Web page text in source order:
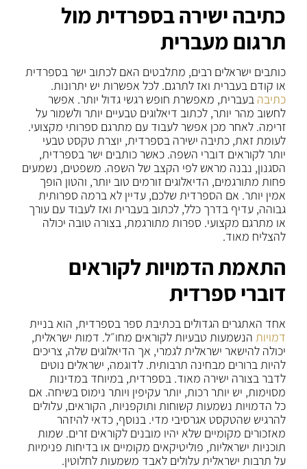
כתיבה ישירה בספרדית מול
תרגום מעברית
כותבים ישראלים רבים, מתלבטים האם לכתוב ישר בספרדית
או קודם בעברית ואז לתרגם. לכל אפשרות יש יתרונות.
כתיבה בעברית, מאפשרת חופש רגשי גדול יותר. אפשר
לחשוב מהר יותר, לכתוב דיאלוגים טבעיים יותר ולשמור על
זרימה. לאחר מכן אפשר לעבוד עם מתרגם ספרותי מקצועי.
לעומת זאת, כתיבה ישירה בספרדית, יוצרת טקסט טבעי
יותר לקוראים דוברי השפה. כאשר כותבים ישר בספרדית,
הסגנון, נבנה מראש לפי הקצב של השפה. משפטים, נשמעים
פחות מתורגמים, הדיאלוגים זורמים טוב יותר, והטון הופך
אמין יותר. אם הספרדית שלכם, עדיין לא ברמה ספרותית
גבוהה, עדיף בדרך כלל, לכתוב בעברית ואז לעבוד עם עורך
או מתרגם מקצועי. ספרות מתורגמת, בצורה טובה יכולה
להצליח מאוד.
התאמת הדמויות לקוראים
דוברי ספרדית
אחד האתגרים הגדולים בכתיבת ספר בספרדית, הוא בניית
דמויות הנשמעות טבעיות לקוראים מחו״ל. דמות ישראלית,
יכולה להישאר ישראלית לגמרי, אך הדיאלוגים שלה, צריכים
להיות ברורים מבחינה תרבותית. לדוגמה, ישראלים נוטים
לדבר בצורה ישירה מאוד. בספרדית, במיוחד במדינות
מסוימות, יש יותר רכות, יותר עקיפין ויותר נימוס בשיחה. אם
כל הדמויות נשמעות קשוחות ותוקפניות, הקוראים, עלולים
להרגיש שהטקסט אגרסיבי מדי. בנוסף, כדאי להיזהר
מאזכורים מקומיים שלא יהיו מובנים לקוראים זרים. שמות
תוכניות ישראליות, פוליטיקאים מקומיים או בדיחות פנימיות
על תרבות ישראלית עלולים לאבד משמעות לחלוטין.